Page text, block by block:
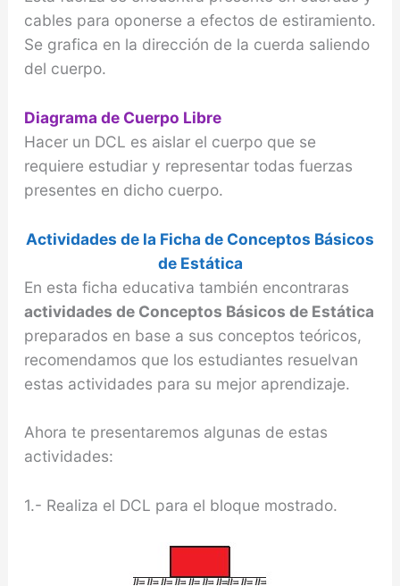
cables para oponerse a efectos de estiramiento.
Se grafica en la dirección de la cuerda saliendo
del cuerpo.
Diagrama de Cuerpo Libre
Hacer un DCL es aislar el cuerpo que se
requiere estudiar y representar todas fuerzas
presentes en dicho cuerpo.
Actividades de la Ficha de Conceptos Básicos
de Estática
En esta ficha educativa también encontraras
actividades de Conceptos Básicos de Estática
preparados en base a sus conceptos teóricos,
recomendamos que los estudiantes resuelvan
estas actividades para su mejor aprendizaje.
Ahora te presentaremos algunas de estas
actividades:
1.- Realiza el DCL para el bloque mostrado.